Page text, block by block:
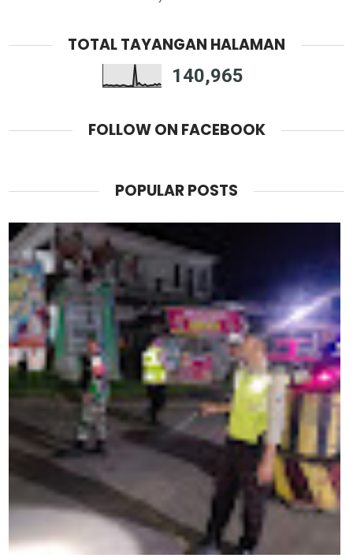
TOTAL TAYANGAN HALAMAN
140,965
FOLLOW ON FACEBOOK
POPULAR POSTS